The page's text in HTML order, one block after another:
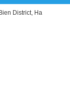
District, Ha